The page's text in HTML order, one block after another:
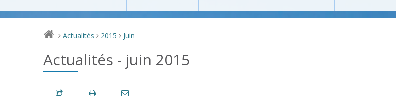
> Actualités > 2015 > Juin
Actualités - juin 2015